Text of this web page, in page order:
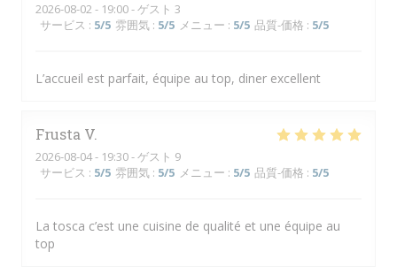
2026-08-02 - 19:00 - ゲスト 3
サービス : 5/5 雰囲気 : 5/5 メニュー : 5/5 品質-価格 : 5/5
L’accueil est parfait, équipe au top, diner excellent
Frusta V
2026-08-04- 19:30 - ゲスト 9
サービス : 5/5 雰囲気 : 5/5 メニュー : 5/5 品質-価格 : 5/5
La tosca c’est une cuisine de qualité et une équipe au
top